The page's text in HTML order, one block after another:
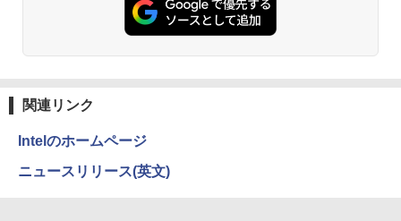
籍】[ 大森藤ノ ]
3 歴史地理学事典 [ 歴史地理学会 ]
￥7,990
￥250
￥250
￥1,112
ットル (Smart Basic)
￥1,380
￥770
￥832
関連リンク
Intelのホームページ
ニュースリリース(英文)